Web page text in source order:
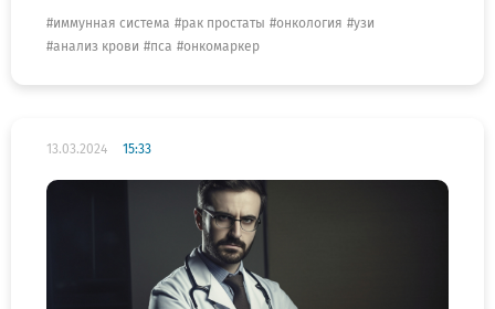
иммунная система рак простаты онкология
узи
анализ крови
пса онкомаркер
13.03.2024 15:33